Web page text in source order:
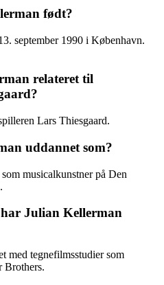
født?
september 1990 i København.
relateret til
Lars Thiesgaard.
uddannet som?
musicalkunstner på Den
Julian Kellerman
med tegnefilmsstudier som
Brothers.